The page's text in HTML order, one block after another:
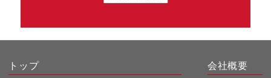
トップ 会社概要